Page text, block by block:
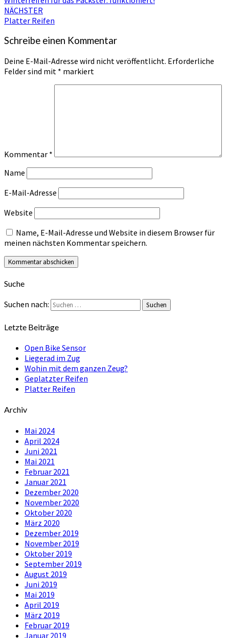
NÄCHSTER
Platter Reifen
Schreibe einen Kommentar
Deine E-Mail-Adresse wird nicht veröffentlicht. Erforderliche
Felder sind mit * markiert
Kommentar *
Name
E-Mail-Adresse
Website
Name, E-Mail-Adresse und Website in diesem Browser für
meinen nächsten Kommentar speichern.
Suche
Suchen nach: Suchen
Letzte Beiträge
Open Bike Sensor
Liegerad im Zug
Wohin mit dem ganzen Zeug?
Geplatzter Reifen
Platter Reifen
Archiv
Mai 2024
April 2024
Juni 2021
Mai 2021
Februar 2021
Januar 2021
Dezember 2020
November 2020
Oktober 2020
März 2020
Dezember 2019
November 2019
Oktober 2019
September 2019
August 2019
Juni 2019
Mai 2019
April 2019
März 2019
Februar 2019
Januar 2019